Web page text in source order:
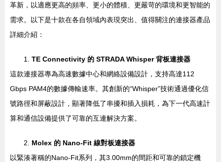
革新，以適應更高的頻率、更小的體積、更嚴苛的環境和更智能的
需求。以下是十款在各自領域內表現突出、值得關注的連接器產品
詳細介紹：
1. TE Connectivity 的 STRADA Whisper 背板連接器
這款連接器專為高速數據中心和網絡設備設計，支持高達112
Gbps PAM4的數據傳輸速率。其創新的“Whisper”技術通過優化信
號路徑和屏蔽設計，顯著降低了串擾和插入損耗，為下一代高速計
算和通信設備提供了可靠的互連解決方案。
2. Molex 的 Nano-Fit 線對板連接器
以緊湊著稱的Nano-Fit系列，其3.00mm的間距和可靠的鎖定機